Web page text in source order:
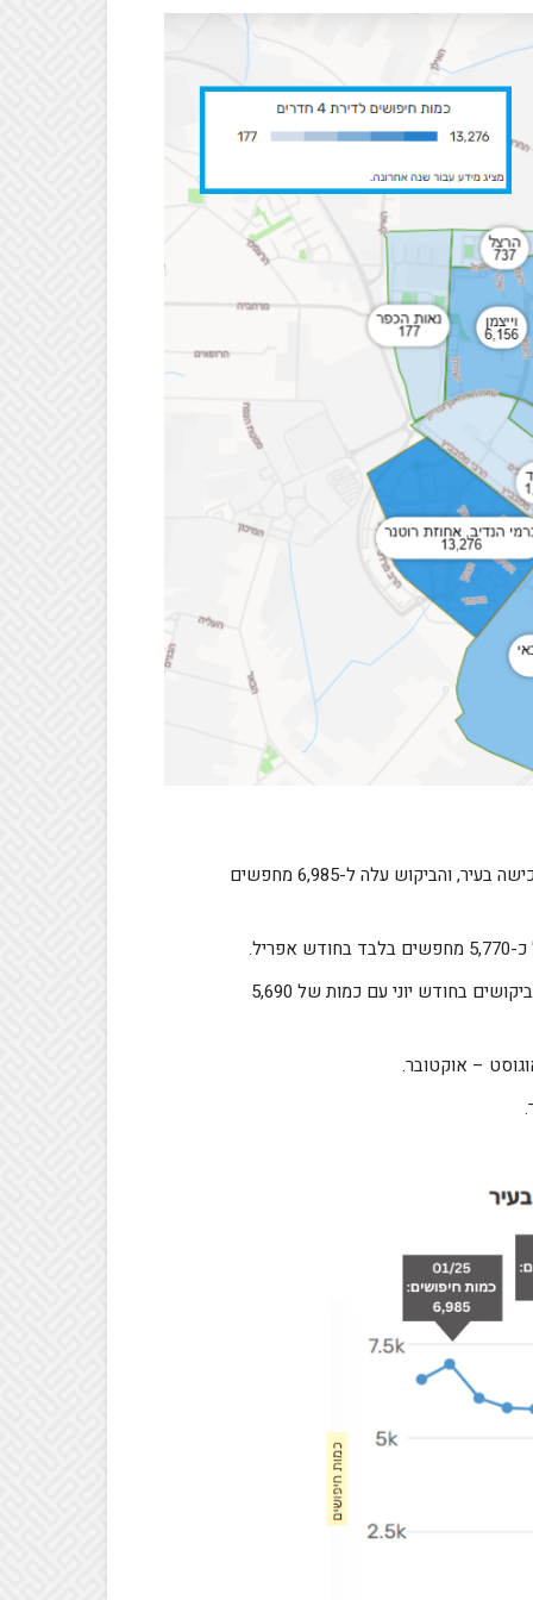
שנת 2024 הסתיימה עם כמות של 6,575 מחפשים אחדר דירה לרכישה בעיר, והביקוש עלה ל-6,985 מחפשים
לאחר זינוק לשיא של כ-7,375 מחפשים בחודש מאי, שבו וירדו הביקושים בחודש יוני עם כמות של 5,690
– אוקטובר.